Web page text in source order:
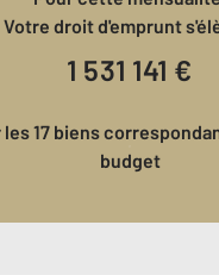
Votre droit d'emprunt
1 531 141 €
budget